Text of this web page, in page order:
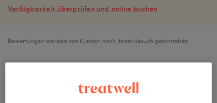
Verfügbarkeit überprüfen und online buchen
Bewertungen werden von Kunden nach ihrem Besuch geschrieben.